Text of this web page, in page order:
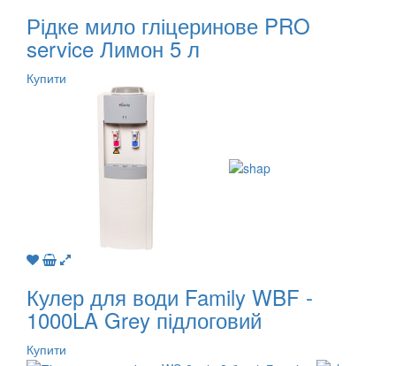
Рідке мило гліцеринове PRO
service Лимон 5 л
Купити
Кулер для води Family WBF -
1000LA Grey підлоговий
Купити